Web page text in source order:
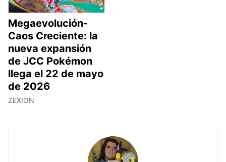
Megaevolución-
Caos Creciente: la
nueva expansión
de JCC Pokémon
llega el 22 de mayo
de 2026
ZEXION